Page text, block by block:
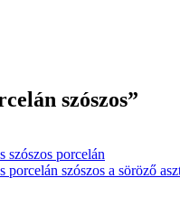
szószos”